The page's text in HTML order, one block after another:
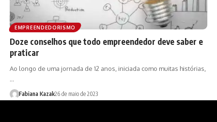
EMPREENDEDORISMO
Doze conselhos que todo empreendedor deve saber e
praticar
Ao longo de uma jornada de 12 anos, iniciada como muitas histórias,
…
Fabiana Kazak26 de maio de 2023